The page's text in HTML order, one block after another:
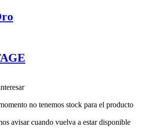
no tenemos stock para el producto
avisar cuando vuelva a estar disponible